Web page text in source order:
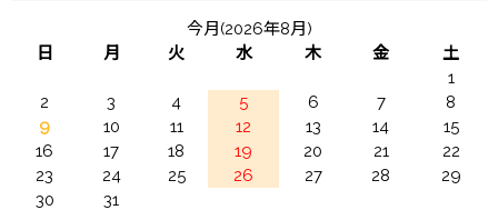
今月(2026年8月)
日
月 火 水 木 金
土
1
2
3 4 5 6 7
8
9
10 11 12 13 14
15
16
17 18 19 20 21
22
23
24 25 26 27 28
29
30
31